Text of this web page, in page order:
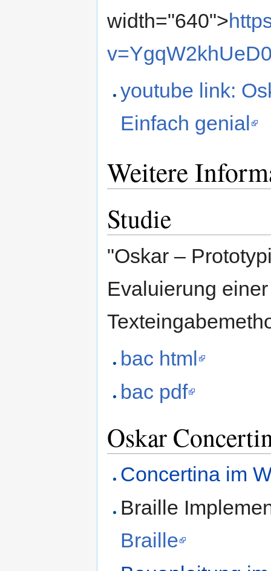
width="640">
youtube link:
Einfach genial
Weitere
Studie
"Oskar –
Evaluierung
bac html
bac pdf
Oskar
Concertina im
Braille
Braille